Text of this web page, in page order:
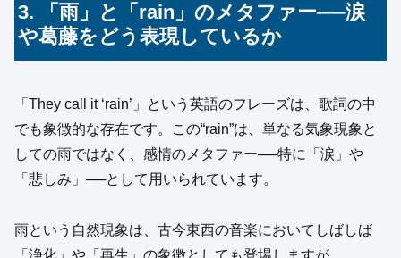
3. 「雨」と「rain」のメタファー──涙
や葛藤をどう表現しているか
「They call it ‘rain’」という英語のフレーズは、歌詞の中
でも象徴的な存在です。この“rain”は、単なる気象現象と
しての雨ではなく、感情のメタファー──特に「涙」や
「悲しみ」──として用いられています。
雨という自然現象は、古今東西の音楽においてしばしば
「浄化」や「再生」の象徴としても登場しますが、